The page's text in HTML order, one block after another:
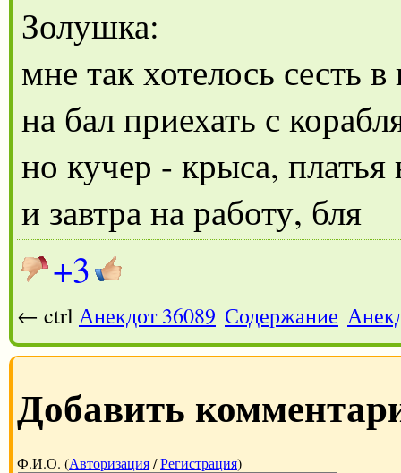
Золушка:
мне так хотелось сесть в
на бал приехать с
но кучер - крыса, платья
и завтра на работу, бля
+3
← ctrl Анекдот 36089 Содержание
Добавить
Ф.И.О. (Авторизация/Регистрация)